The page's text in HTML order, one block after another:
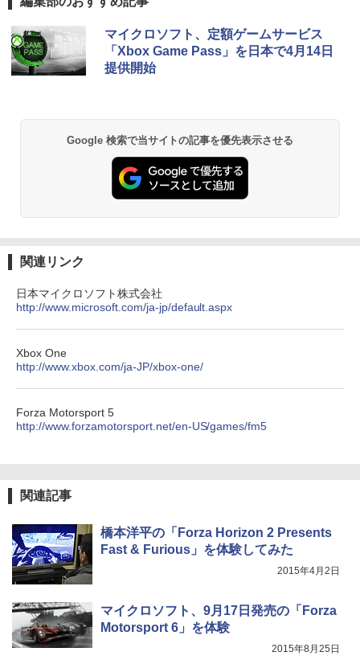
マイクロソフト、定額ゲームサービス
「Xbox Game Pass」を日本で4月14日
提供開始
Google 検索で当サイトの記事を優先表示させる
関連リンク
日本マイクロソフト株式会社
http://www.microsoft.com/ja-jp/default.aspx
Xbox One
http://www.xbox.com/ja-JP/xbox-one/
Forza Motorsport 5
http://www.forzamotorsport.net/en-US/games/fm5
関連記事
橋本洋平の「Forza Horizon 2 Presents
Fast & Furious」を体験してみた
2015年4月2日
マイクロソフト、9月17日発売の「Forza
Motorsport 6」を体験
2015年8月25日